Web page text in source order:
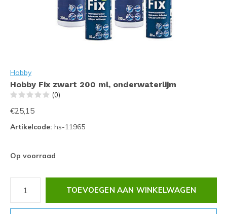
Hobby
Hobby Fix zwart 200 ml, onderwaterlijm
(0)
€25,15
Artikelcode: hs-11965
Op voorraad
TOEVOEGEN AAN WINKELWAGEN